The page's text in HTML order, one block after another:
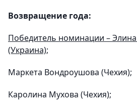
Возвращение года:
Победитель номинации –
(Украина);
Маркета Вондроушова (Чехия);
Каролина Мухова (Чехия);